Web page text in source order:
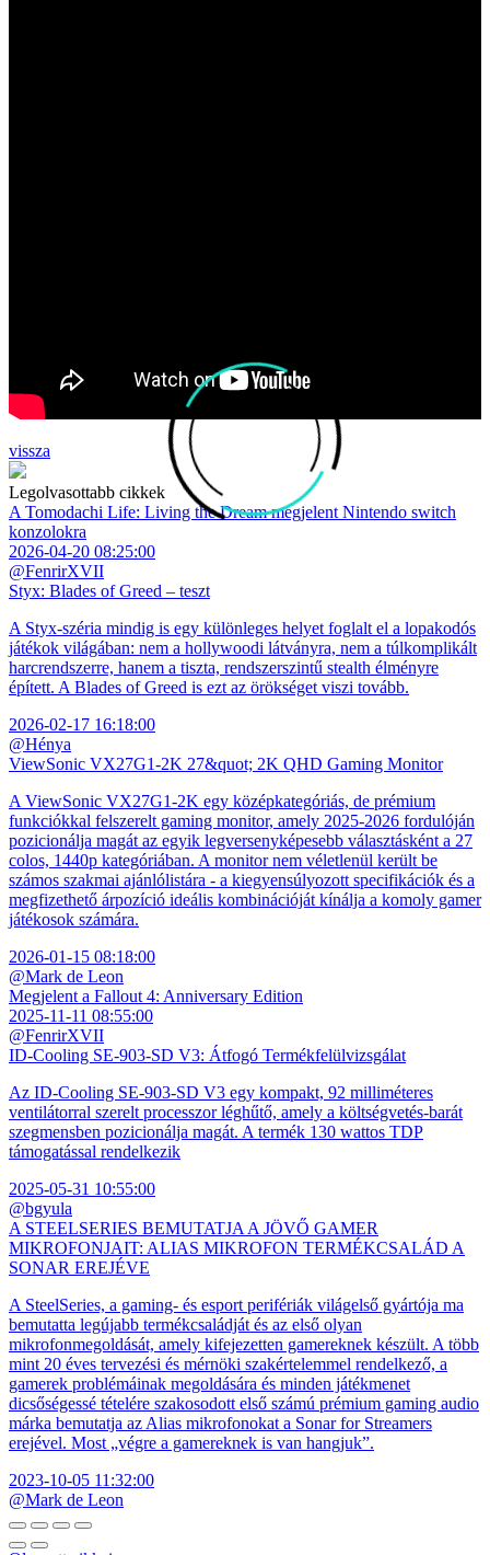
vissza
Legolvasottabb cikkek
A Tomodachi Life: Living the Dream megjelent Nintendo switch
konzolokra
2026-04-20 08:25:00
@FenrirXVII
Styx: Blades of Greed – teszt
A Styx-széria mindig is egy különleges helyet foglalt el a lopakodós
játékok világában: nem a hollywoodi látványra, nem a túlkomplikált
harcrendszerre, hanem a tiszta, rendszerszintű stealth élményre
épített. A Blades of Greed is ezt az örökséget viszi tovább.
2026-02-17 16:18:00
@Hénya
ViewSonic VX27G1-2K 27&quot; 2K QHD Gaming Monitor
A ViewSonic VX27G1-2K egy középkategóriás, de prémium
funkciókkal felszerelt gaming monitor, amely 2025-2026 fordulóján
pozicionálja magát az egyik legversenyképesebb választásként a 27
colos, 1440p kategóriában. A monitor nem véletlenül került be
számos szakmai ajánlólistára - a kiegyensúlyozott specifikációk és a
megfizethető árpozíció ideális kombinációját kínálja a komoly gamer
játékosok számára.
2026-01-15 08:18:00
@Mark de Leon
Megjelent a Fallout 4: Anniversary Edition
2025-11-11 08:55:00
@FenrirXVII
ID-Cooling SE-903-SD V3: Átfogó Termékfelülvizsgálat
Az ID-Cooling SE-903-SD V3 egy kompakt, 92 milliméteres
ventilátorral szerelt processzor léghűtő, amely a költségvetés-barát
szegmensben pozicionálja magát. A termék 130 wattos TDP
támogatással rendelkezik
2025-05-31 10:55:00
@bgyula
A STEELSERIES BEMUTATJA A JÖVŐ GAMER
MIKROFONJAIT: ALIAS MIKROFON TERMÉKCSALÁD A
SONAR EREJÉVE
A SteelSeries, a gaming- és esport perifériák világelső gyártója ma
bemutatta legújabb termékcsaládját és az első olyan
mikrofonmegoldását, amely kifejezetten gamereknek készült. A több
mint 20 éves tervezési és mérnöki szakértelemmel rendelkező, a
gamerek problémáinak megoldására és minden játékmenet
dicsőségessé tételére szakosodott első számú prémium gaming audio
márka bemutatja az Alias mikrofonokat a Sonar for Streamers
erejével. Most „végre a gamereknek is van hangjuk”.
2023-10-05 11:32:00
@Mark de Leon